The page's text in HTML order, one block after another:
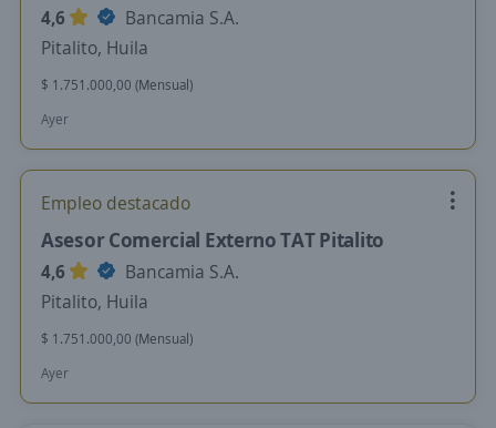
4,6
Bancamia S.A.
Pitalito, Huila
$ 1.751.000,00 (Mensual)
Ayer
Empleo destacado
Asesor Comercial Externo TAT Pitalito
4,6
Bancamia S.A.
Pitalito, Huila
$ 1.751.000,00 (Mensual)
Ayer